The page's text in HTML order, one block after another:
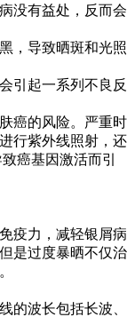
没有益处，反而会
，导致晒斑和光照
引起一系列不良反
癌的风险。严重时
行紫外线照射，还
癌基因激活而引
疫力，减轻银屑病
是过度暴晒不仅治
的波长包括长波、